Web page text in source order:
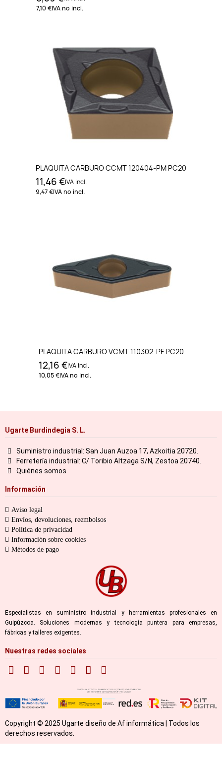
7,10 €IVA no incl.
PLAQUITA CARBURO CCMT 120404-PM PC20
11,46 €IVA incl.
9,47 €IVA no incl.
PLAQUITA CARBURO VCMT 110302-PF PC20
12,16 €IVA incl.
10,05 €IVA no incl.
Ugarte Burdindegia S. L.
Suministro industrial: San Juan Auzoa 17, Azkoitia 20720.
Ferretería industrial: C/ Toribio Altzaga S/N, Zestoa 20740.
Quiénes somos
Información
Aviso legal
Envíos, devoluciones, reembolsos
Política de privacidad
Información sobre cookies
Métodos de pago
Especialistas en suministro industrial y herramientas profesionales en
Guipúzcoa. Soluciones modernas y tecnología puntera para empresas,
fábricas y talleres exigentes.
Nuestras redes sociales
Copyright © 2025 Ugarte diseño de Af informática | Todos los
derechos reservados.